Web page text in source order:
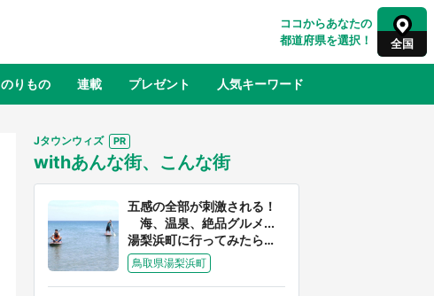
ココからあなたの
都道府県を選択！
全国
山形 福島
千葉 東京 神奈川
のりもの 連載 プレゼント 人気キーワード
ふるさと納税
Jタウンウィズ
withあんな街、こんな街
五感の全部が刺激される！
海、温泉、絶品グルメ...
湯梨浜町に行ってみたら、
魅力に溢れすぎてた件
鳥取県湯梨浜町